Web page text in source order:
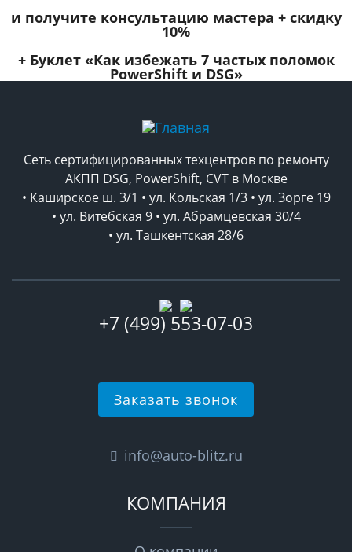
и получите консультацию мастера + скидку
10%
+ Буклет «Как избежать 7 частых поломок
PowerShift и DSG»
Сеть сертифицированных техцентров по ремонту
АКПП DSG, PowerShift, CVT в Москве
• Каширское ш. 3/1 • ул. Кольская 1/3 • ул. Зорге 19
• ул. Витебская 9 • ул. Абрамцевская 30/4
• ул. Ташкентская 28/6
+7 (499) 553-07-03
Заказать звонок
info@auto-blitz.ru
КОМПАНИЯ